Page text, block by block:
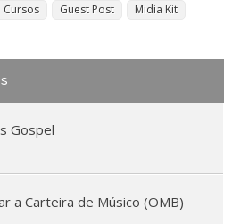
Cursos Guest Post
Midia Kit
Gospel
a Carteira de Músico (OMB)